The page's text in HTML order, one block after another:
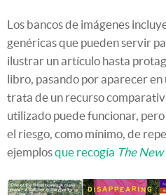
Los bancos de imágenes
genéricas que pueden servir
ilustrar un artículo hasta
libro, pasando por aparecer
trata de un recurso
utilizado puede funcionar,
el riesgo, como mínimo, de
ejemplosque recogía The